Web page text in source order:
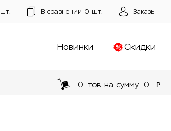
шт. В сравнении 0 шт. Заказы
Новинки Скидки
0 тов. на сумму 0 p